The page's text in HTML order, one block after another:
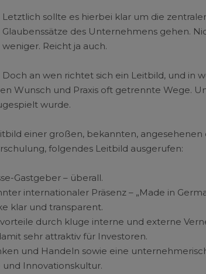
Letztlich sollte es hierbei klar um die
Glaubenssätze des Unternehmens gehen.
weniger. Reicht ja auch.
Doch an wen richtet sich ein Leitbild, und in
Wunsch und Praxis oft getrennte Wege.
wurde.
einer großen, bekannten,
folgendes Leitbild ausgerufen:
Gastgeber – überall.
internationaler Präsenz – „Made in
klar und transparent.
durch kluge interne und externe
sehr attraktiv für Investoren.
und Handeln sowie eine
Innovationskultur.